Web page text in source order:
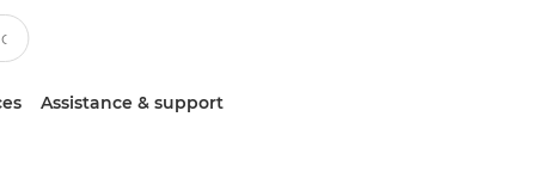
Assistance & support